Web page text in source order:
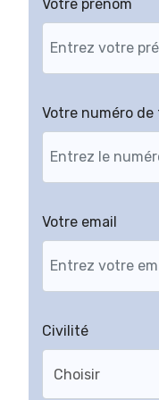
Votre prénom
Votre numéro de
Votre email
Civilité